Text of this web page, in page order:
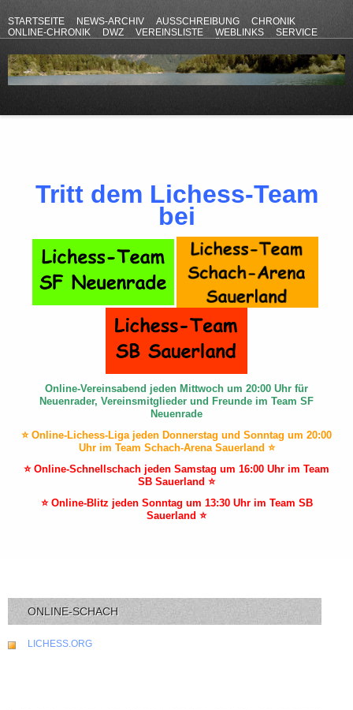
STARTSEITE NEWS-ARCHIV AUSSCHREIBUNG
CHRONIK
ONLINE-CHRONIK
DWZ VEREINSLISTE WEBLINKS
SERVICE
Tritt dem Lichess-Team
bei
Online-Vereinsabend jeden Mittwoch um 20:00 Uhr für
Neuenrader, Vereinsmitglieder und Freunde im Team SF
Neuenrade
⭐ Online-Lichess-Liga jeden Donnerstag und Sonntag um 20:00
Uhr im Team Schach-Arena Sauerland ⭐
⭐ Online-Schnellschach jeden Samstag um 16:00 Uhr im Team
SB Sauerland ⭐
⭐ Online-Blitz jeden Sonntag um 13:30 Uhr im Team SB
Sauerland ⭐
ONLINE-SCHACH
LICHESS.ORG